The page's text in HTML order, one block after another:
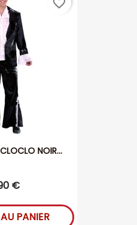
NOIR...
€
PANIER
favorite_border